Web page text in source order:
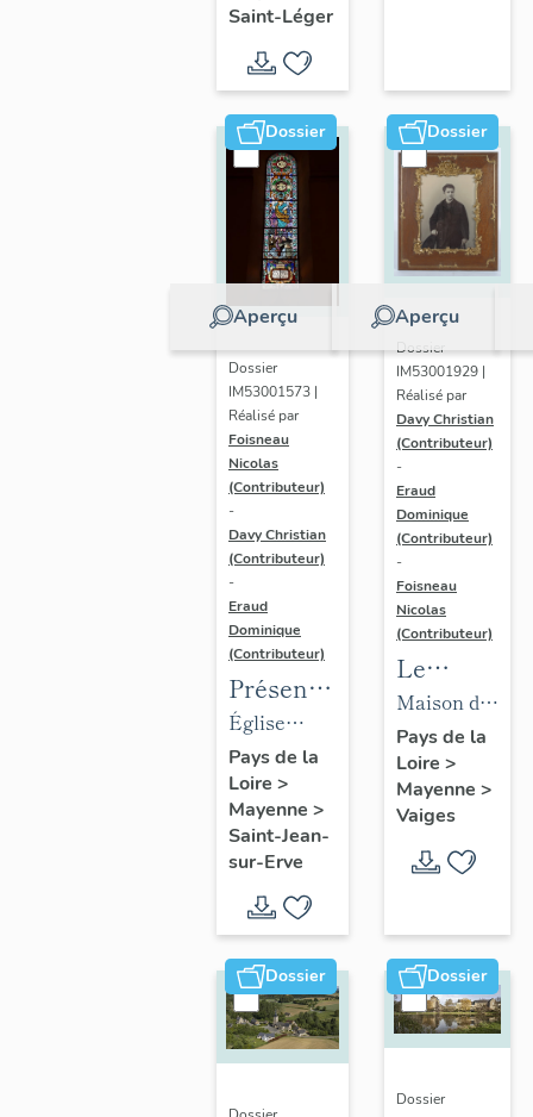
l'église
paroissiale
Saint-
léger de
Saint-
Léger
Saint-Léger
Dossier
Aperçu
Dossier
IM53001573 |
Réalisé par
Foisneau
Nicolas
(Contributeur)
-
Davy Christian
(Contributeur)
-
Eraud
Dominique
(Contributeur)
Présentation
des
objets
mobilier
de
l'église
paroissiale
Saint-
Jean-
Baptiste
Église
paroissiale
Saint-Jean-
Baptiste de
Saint-Jean-
sur-Erve
Pays de la
Loire >
Mayenne >
Saint-Jean-
sur-Erve
Dossier
Aperçu
Dossier
IM53001929 |
Réalisé par
Davy Christian
(Contributeur)
-
Eraud
Dominique
(Contributeur)
-
Foisneau
Nicolas
(Contributeur)
Le
mobilier
de la
collection
Robert-
Glétron
Maison de
la famille
Robert-
Glétron,
puis
bibliothèque
Anatole
Robert-
Glétron,
puis
actuellement
Pays de la
Loire >
Mayenne >
Vaiges
Dossier Dossier
Dossier